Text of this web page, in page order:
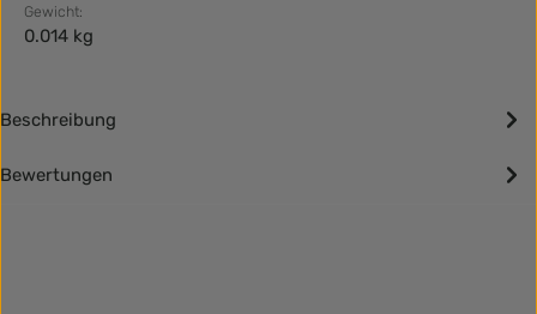
Gewicht:
0.014 kg
Beschreibung
Bewertungen